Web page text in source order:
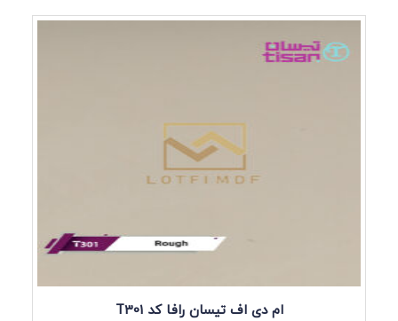
ام دی اف تیسان رافا کد T301